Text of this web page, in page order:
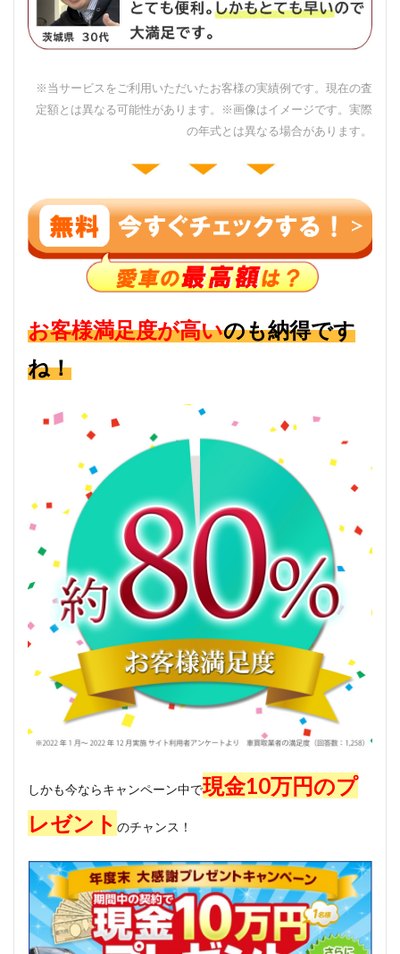
※当サービスをご利用いただいたお客様の実績例です。現在の査
定額とは異なる可能性があります。
※画像はイメージです。実際
の年式とは異なる場合があります。
お客様満足度が高いのも納得です
ね！
しかも今ならキャンペーン中で現金10万円のプ
レゼント のチャンス！